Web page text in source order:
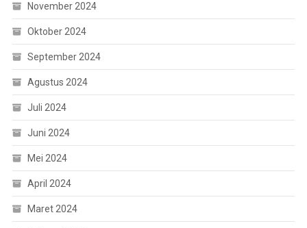
November 2024
Oktober 2024
September 2024
Agustus 2024
Juli 2024
Juni 2024
Mei 2024
April 2024
Maret 2024